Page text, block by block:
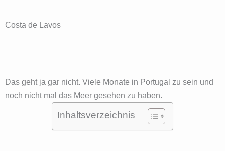
Costa de Lavos
Das geht ja gar nicht. Viele Monate in Portugal zu sein und
noch nicht mal das Meer gesehen zu haben.
Inhaltsverzeichnis